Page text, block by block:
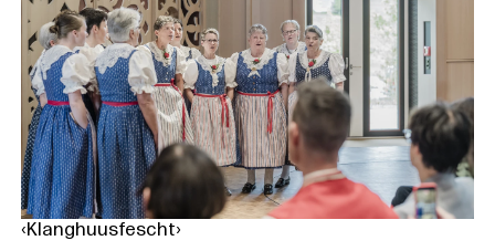
‹Klanghuusfescht›